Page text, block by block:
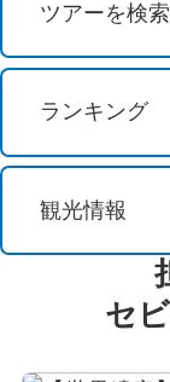
アルスー
オ・ペ
ポルト
メリーデ
ゴルフ
その他テーマ
テーマパー
ウェブ限定
ツアーを検索
ランキング
観光情報
セ